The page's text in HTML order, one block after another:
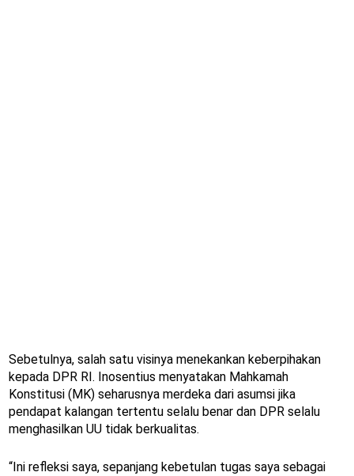
Sebetulnya, salah satu visinya menekankan keberpihakan
kepada DPR RI. Inosentius menyatakan Mahkamah
Konstitusi (MK) seharusnya merdeka dari asumsi jika
pendapat kalangan tertentu selalu benar dan DPR selalu
menghasilkan UU tidak berkualitas.
“Ini refleksi saya, sepanjang kebetulan tugas saya sebagai